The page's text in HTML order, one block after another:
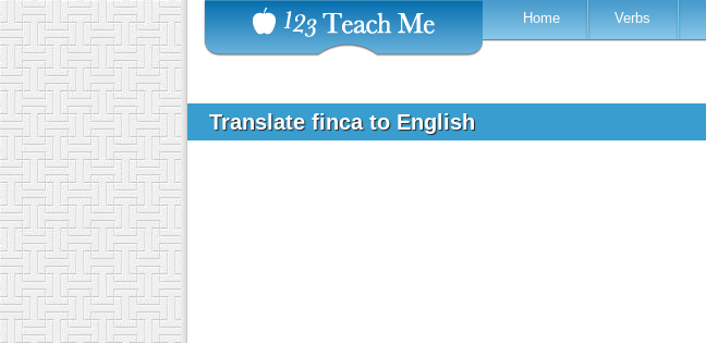
Home Verbs
Translate finca to English